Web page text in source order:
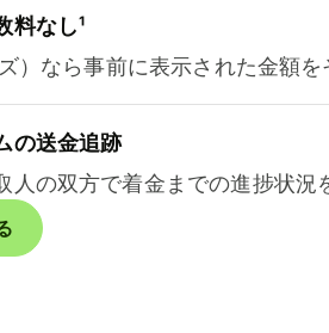
料なし¹
）なら事前に表示された金額
の送金追跡
人の双方で着金までの進捗状況